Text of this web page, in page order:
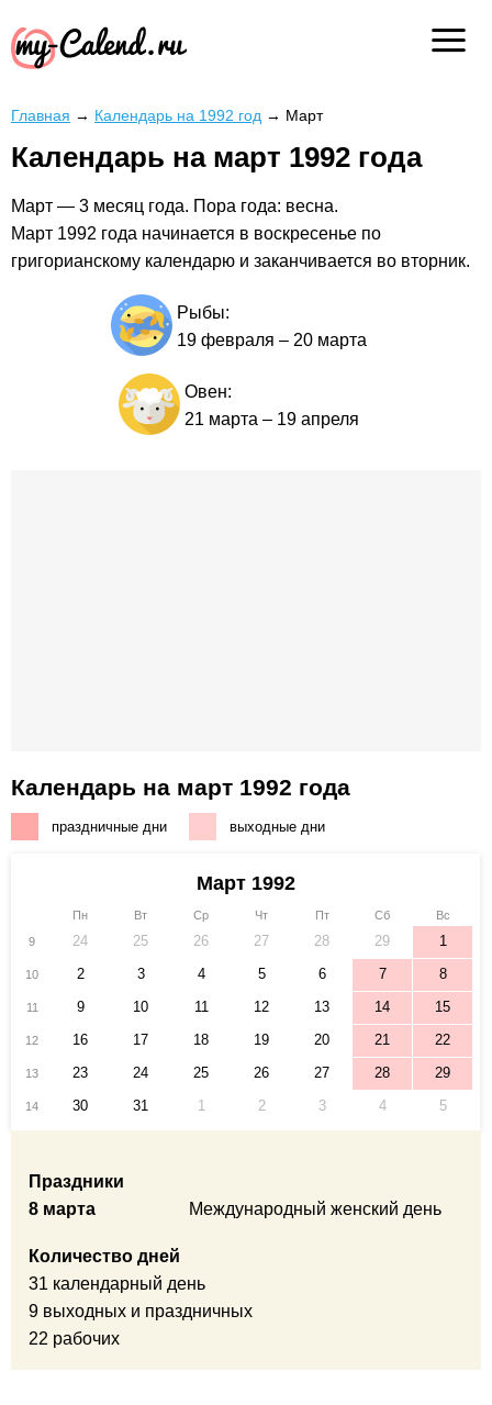
Главная → Календарь на 1992 год → Март
Календарь на март 1992 года
Март — 3 месяц года. Пора года: весна.
Март 1992 года начинается в воскресенье по
григорианскому календарю и заканчивается во вторник.
Рыбы:
19 февраля – 20 марта
Овен:
21 марта – 19 апреля
Календарь на март 1992 года
праздничные дни выходные дни
Март 1992
Пн Вт Ср Чт Пт Сб
Вс
9
24 25 26 27 28 29 1
10 2 3 4 5 6 7 8
11 9 10 11 12 13 14 15
12 16 17 18 19 20 21 22
13 23 24 25 26 27 28 29
14 30 31 1 2 3 4 5
Праздники
8 марта
Международный женский день
Количество дней
31 календарный день
9 выходных и праздничных
22 рабочих